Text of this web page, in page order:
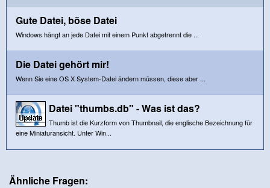
Gute Datei, böse Datei
Windows hängt an jede Datei mit einem Punkt abgetrennt die ...
Die Datei gehört mir!
Wenn Sie eine OS X System-Datei ändern müssen, diese aber ...
Datei "thumbs.db" - Was ist das?
Thumb ist die Kurzform von Thumbnail, die englische Bezeichnung für
eine Miniaturansicht. Unter Win...
Ähnliche Fragen: